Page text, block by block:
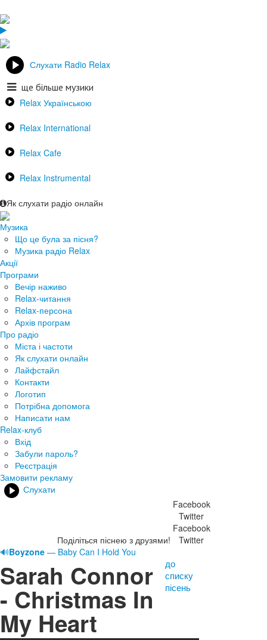
Слухати Radio Relax
ще більше музики
Relax Українською
Relax International
Relax Cafe
Relax Instrumental
Як слухати радіо онлайн
Музика
Що це була за пісня?
Музика радіо Relax
Акції
Програми
Вечір наживо
Relax-читання
Relax-персона
Архів програм
Про радіо
Міста і частоти
Як слухати онлайн
Лайфстайл
Контакти
Логотип
Потрібна допомога
Написати нам
Relax-клуб
Вхід
Забули пароль?
Реєстрація
Замовити рекламу
Слухати
Поділіться піснею з друзями!
Facebook
Twitter
Facebook
Twitter
🔊Boyzone — Baby Can I Hold You
Sarah Connor
- Christmas In
My Heart
до
списку
пісень